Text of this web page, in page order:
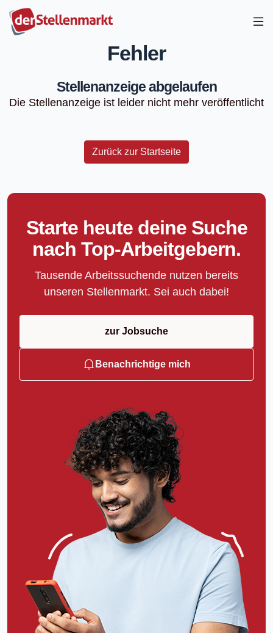
Fehler
Stellenanzeige abgelaufen
Die Stellenanzeige ist leider nicht mehr veröffentlicht
Zurück zur Startseite
Starte heute deine Suche
nach Top-Arbeitgebern.
Tausende Arbeitssuchende nutzen bereits
unseren Stellenmarkt. Sei auch dabei!
zur Jobsuche
Benachrichtige mich